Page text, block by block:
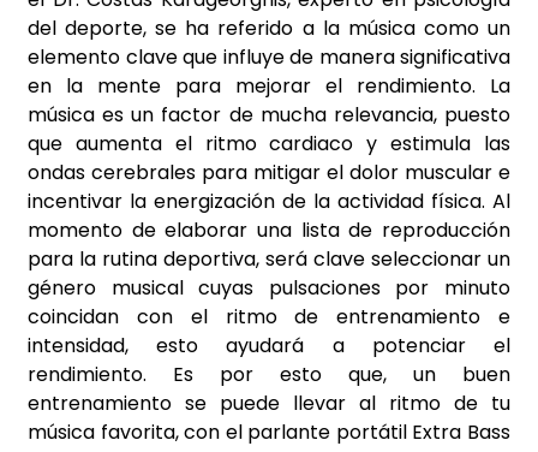
del deporte, se ha referido a la música como un
elemento clave que influye de manera significativa
en la mente para mejorar el rendimiento. La
música es un factor de mucha relevancia, puesto
que aumenta el ritmo cardiaco y estimula las
ondas cerebrales para mitigar el dolor muscular e
incentivar la energización de la actividad física. Al
momento de elaborar una lista de reproducción
para la rutina deportiva, será clave seleccionar un
género musical cuyas pulsaciones por minuto
coincidan con el ritmo de entrenamiento e
intensidad, esto ayudará a potenciar el
rendimiento. Es por esto que, un buen
entrenamiento se puede llevar al ritmo de tu
música favorita, con el parlante portátil Extra Bass